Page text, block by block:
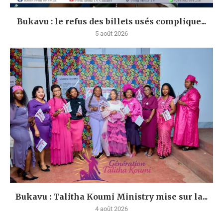
Bukavu : le refus des billets usés complique...
5 août 2026
Bukavu : Talitha Koumi Ministry mise sur la...
4 août 2026